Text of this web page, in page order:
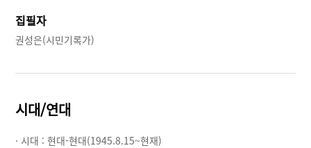
집필자
권성은(시민기록가)
시대/연대
· 시대 :현대-현대(1945.8.15~현재)